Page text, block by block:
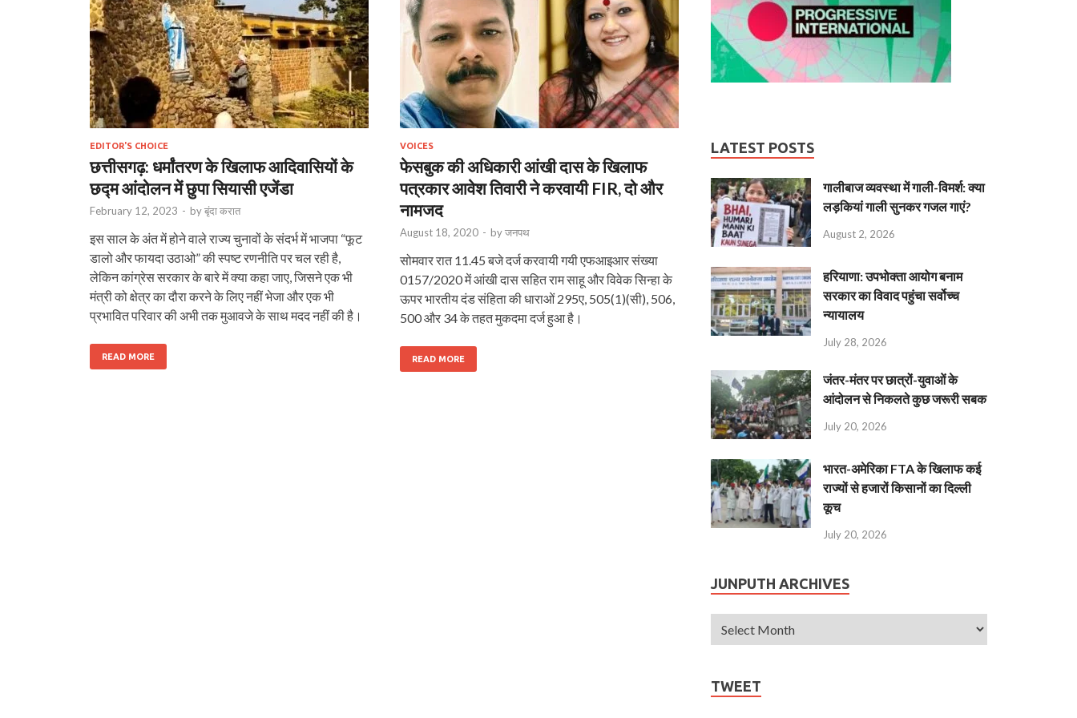
EDITOR'S CHOICE
छत्तीसगढ़: धर्मांतरण के खिलाफ आदिवासियों के
छद्म आंदोलन में छुपा सियासी एजेंडा
February 12, 2023 - byबृंदा करात
इस साल के अंत में होने वाले राज्य चुनावों के संदर्भ में भाजपा “फूट
डालो और फायदा उठाओ” की स्पष्ट रणनीति पर चल रही है,
लेकिन कांग्रेस सरकार के बारे में क्या कहा जाए, जिसने एक भी
मंत्री को क्षेत्र का दौरा करने के लिए नहीं भेजा और एक भी
प्रभावित परिवार की अभी तक मुआवजे के साथ मदद नहीं की है।
READ MORE
VOICES
फेसबुक की अधिकारी आंखी दास के खिलाफ
पत्रकार आवेश तिवारी ने करवायी FIR, दो और
नामजद
August 18, 2020 - byजनपथ
सोमवार रात 11.45 बजे दर्ज करवायी गयी एफआइआर संख्‍या
0157/2020 में आंखी दास सहित राम साहू और विवेक सिन्‍हा के
ऊपर भारतीय दंड संहिता की धाराओं 295ए, 505(1)(सी), 506,
500 और 34 के तहत मुकदमा दर्ज हुआ है।
READ MORE
LATEST POSTS
गालीबाज व्‍यवस्‍था में गाली-विमर्श: क्या
लड़कियां गाली सुनकर गजल गाएं?
August 2, 2026
हरियाणा: उपभोक्ता आयोग बनाम
सरकार का विवाद पहुंचा सर्वोच्च
न्यायालय
July 28, 2026
जंतर-मंतर पर छात्रों-युवाओं के
आंदोलन से निकलते कुछ जरूरी सबक
July 20, 2026
भारत-अमेरिका FTA के खिलाफ कई
राज्यों से हजारों किसानों का दिल्ली
कूच
July 20, 2026
JUNPUTH ARCHIVES
TWEET